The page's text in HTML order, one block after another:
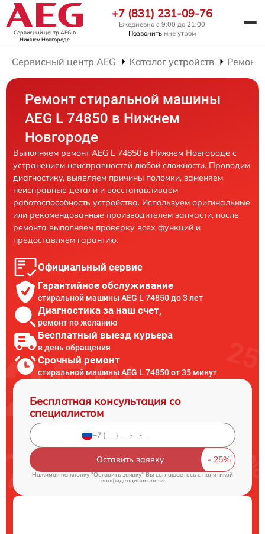
Сервисный центр AEG в
Нижнем Новгороде
+7 (831) 231-09-76
Ежедневно с 9:00 до 21:00
Позвонить мне утром
Сервисный центр AEG Каталог устройств Ремонт
Ремонт стиральной машины
AEG L 74850 в Нижнем
Новгороде
Выполняем ремонт AEG L 74850 в Нижнем Новгороде с
устранением неисправностей любой сложности. Проводим
диагностику, выявляем причины поломки, заменяем
неисправные детали и восстанавливаем
работоспособность устройства. Используем оригинальные
или рекомендованные производителем запчасти, после
ремонта выполняем проверку всех функций и
предоставляем гарантию.
Официальный сервис
Гарантийное обслуживание
стиральной машины AEG L 74850 до 3 лет
Диагностика за наш счет,
ремонт по желанию
Бесплатный выезд курьера
в день обращения
Срочный ремонт
стиральной машины AEG L 74850 от 35 минут
Бесплатная консультация со
специалистом
Оставить заявку
Нажимая на кнопку "Оставить заявку" Вы соглашаетесь cполитикой
конфиденциальности